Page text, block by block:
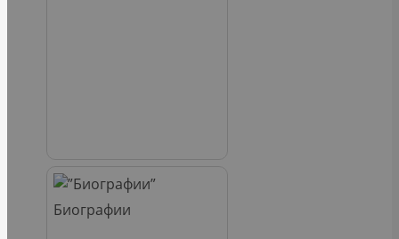
Биографии